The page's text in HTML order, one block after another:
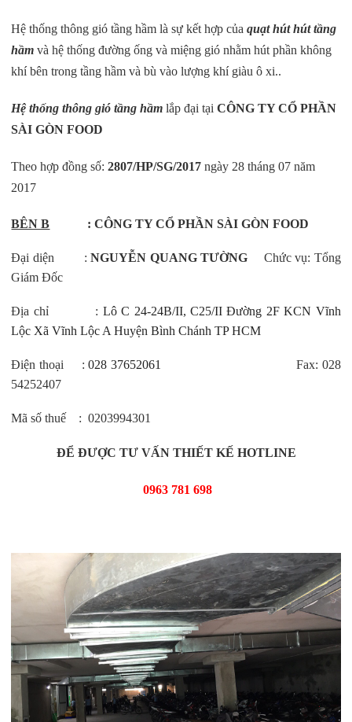
Hệ thống thông gió tầng hầm là sự kết hợp củaquạt hút hút tầng
hầmvà hệ thống đường ống và miệng gió nhằm hút phần không
khí bên trong tầng hầm và bù vào lượng khí giàu ô xi..
Hệ thống thông gió tầng hầmlắp đại tạiCÔNG TY CỔ PHẦN
SÀI GÒN FOOD
Theo hợp đồng số:2807/HP/SG/2017ngày 28 tháng 07 năm
2017
BÊN B : CÔNG TY CỔ PHẦN SÀI GÒN FOOD
Đại diện :NGUYỄN QUANG TƯỜNGChức vụ: Tổng
Giám Đốc
Địa chỉ : Lô C 24-24B/II, C25/II Đường 2F KCN Vĩnh
Lộc Xã Vĩnh Lộc A Huyện Bình Chánh TP HCM
Điện thoại :028 37652061
Fax: 028
54252407
Mã số thuế : 0203994301
ĐỂ ĐƯỢC TƯ VẤN THIẾT KẾ HOTLINE
0963 781 698